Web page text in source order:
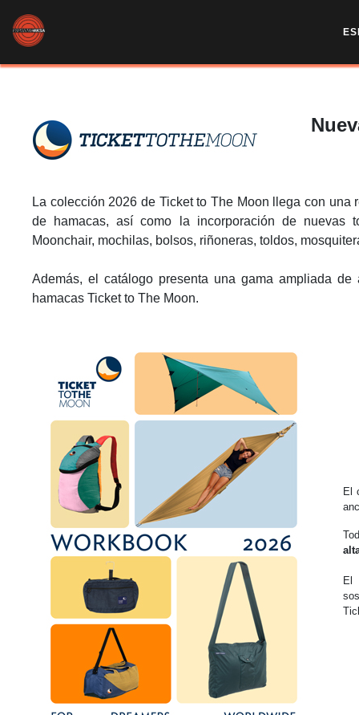
La colección 2026 de Ticket to The Moon llega con
de hamacas, así como la incorporación de nuevas
Moonchair, mochilas, bolsos, riñoneras, toldos,
Además, el catálogo presenta una gama ampliada
hamacas Ticket to The Moon.
El
El